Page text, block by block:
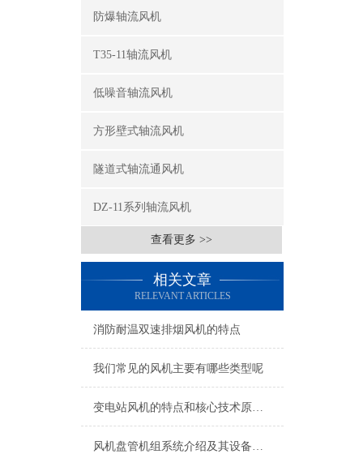
防爆轴流风机
T35-11轴流风机
低噪音轴流风机
方形壁式轴流风机
隧道式轴流通风机
DZ-11系列轴流风机
查看更多 >>
相关文章
RELEVANT ARTICLES
消防耐温双速排烟风机的特点
我们常见的风机主要有哪些类型呢
变电站风机的特点和核心技术原理介绍
风机盘管机组系统介绍及其设备维护